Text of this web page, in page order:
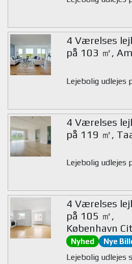
4 Værelses
på 103 ㎡,
Lejebolig udlejes
4 Værelses
på 119 ㎡,
Lejebolig udlejes
4 Værelses
på 105 ㎡,
København
Nyhed Nye
Lejebolig udlejes